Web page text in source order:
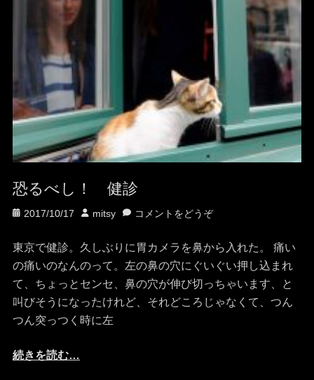
恐るべし！ 健診
投
日
2017/10/17
投
者
mitsy コメントをどうぞ
東京で健診。久しぶりに胃カメラを鼻から入れた。 痛い
の痛いのなんのって。左の鼻の穴にぐいぐい押し込まれ
て、ちょっとセンセ、鼻の穴が伸び切っちゃいます、と
叫びそうになったけれど、それどころじゃなくて、つん
つん突っつく時に左
続きを読む…